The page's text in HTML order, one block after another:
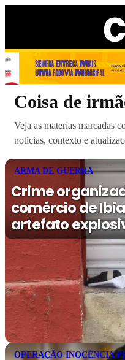
Coisa de
Veja as materias marcadas
noticias, contexto e
ARMA DE GUERRA
Crime
comércio de
artefato
OPERAÇÃO INOCÊNCIA